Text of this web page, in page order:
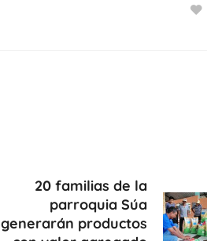
20 familias de la
parroquia Súa
generarán productos